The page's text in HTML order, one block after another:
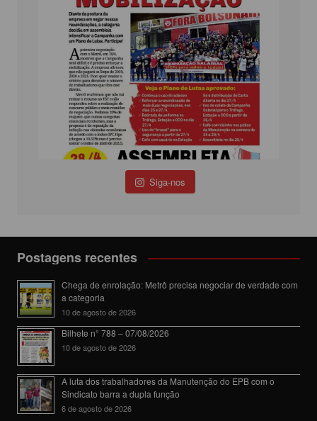
Siga-nos
Postagens recentes
Chega de enrolação: Metrô precisa negociar de verdade com
a categoria
10 de agosto de 2026
Bilhete n° 788 – 07/08/2026
10 de agosto de 2026
A luta dos trabalhadores da Manutenção do EPB com o
Sindicato barra a dupla função
6 de agosto de 2026